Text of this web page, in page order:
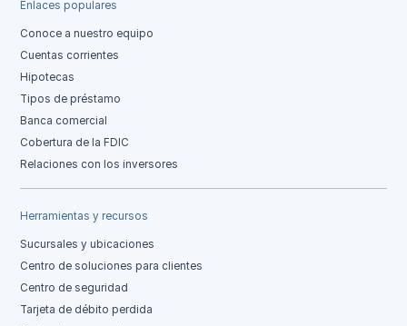
Enlaces populares
Conoce a nuestro equipo
Cuentas corrientes
Hipotecas
Tipos de préstamo
Banca comercial
Cobertura de la FDIC
Relaciones con los inversores
Herramientas y recursos
Sucursales y ubicaciones
Centro de soluciones para clientes
Centro de seguridad
Tarjeta de débito perdida